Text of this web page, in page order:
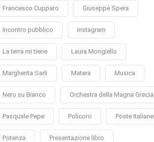
Francesco Cupparo Giuseppe Spera
Incontro pubblico Instagram
La terra mi tiene Laura Mongiello
Margherita Sarli Matera Musica
Nero su Bianco Orchestra della Magna Grecia
Pasquale Pepe Policoro Poste Italiane
Potenza Presentazione libro